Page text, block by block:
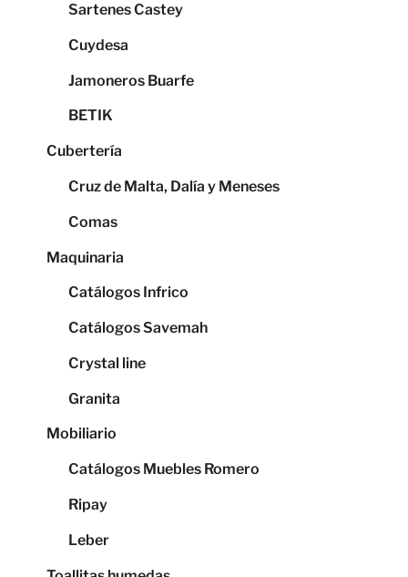
Sartenes Castey
Cuydesa
Jamoneros Buarfe
BETIK
Cubertería
Cruz de Malta, Dalía y Meneses
Comas
Maquinaria
Catálogos Infrico
Catálogos Savemah
Crystal line
Granita
Mobiliario
Catálogos Muebles Romero
Ripay
Leber